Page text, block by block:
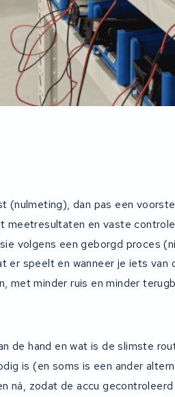
(nulmeting), dan pas een
meetresultaten en vaste
volgens een geborgd proces
er speelt en wanneer je iets van
met minder ruis en minder
de hand en wat is de slimste
is (en soms is een ander
ná, zodat de accu